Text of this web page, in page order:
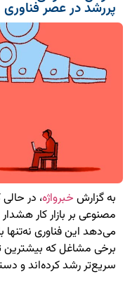
پررشد در عصر فناوری
به گزارش خبرواژه، در
مصنوعی بر بازار کار
می‌دهد این فناوری
برخی مشاغل که بیشترین
سریع‌تر رشد کرده‌اند و